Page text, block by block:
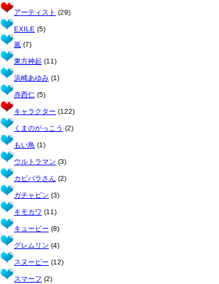
アーティスト (29)
EXILE (5)
嵐 (7)
東方神起 (11)
浜崎あゆみ (1)
赤西仁 (5)
キャラクター (122)
くまのがっこう (2)
もい鳥 (1)
ウルトラマン (3)
カピバラさん (2)
ガチャピン (3)
キモカワ (11)
キューピー (8)
グレムリン (4)
スヌーピー (12)
スマーフ (2)